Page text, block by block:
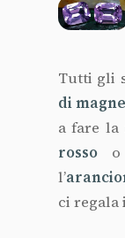
Tutti gli
di
a fare la
rossoo
l’
ci regala